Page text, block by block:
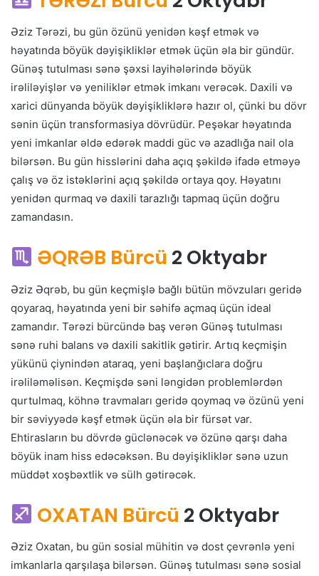
Əziz Tərəzi, bu gün özünü yenidən kəşf etmək və
həyatında böyük dəyişikliklər etmək üçün əla bir gündür.
Günəş tutulması sənə şəxsi layihələrində böyük
irəliləyişlər və yeniliklər etmək imkanı verəcək. Daxili və
xarici dünyanda böyük dəyişikliklərə hazır ol, çünki bu dövr
sənin üçün transformasiya dövrüdür. Peşəkar həyatında
yeni imkanlar əldə edərək maddi güc və azadlığa nail ola
bilərsən. Bu gün hisslərini daha açıq şəkildə ifadə etməyə
çalış və öz istəklərini açıq şəkildə ortaya qoy. Həyatını
yenidən qurmaq və daxili tarazlığı tapmaq üçün doğru
zamandasın.
ƏQRƏB Bürcü 2 Oktyabr
Əziz Əqrəb, bu gün keçmişlə bağlı bütün mövzuları geridə
qoyaraq, həyatında yeni bir səhifə açmaq üçün ideal
zamandır. Tərəzi bürcündə baş verən Günəş tutulması
sənə ruhi balans və daxili sakitlik gətirir. Artıq keçmişin
yükünü çiynindən ataraq, yeni başlanğıclara doğru
irəliləməlisən. Keçmişdə səni ləngidən problemlərdən
qurtulmaq, köhnə travmaları geridə qoymaq və özünü yeni
bir səviyyədə kəşf etmək üçün əla bir fürsət var.
Ehtirasların bu dövrdə güclənəcək və özünə qarşı daha
böyük inam hiss edəcəksən. Bu dəyişikliklər sənə uzun
müddət xoşbəxtlik və sülh gətirəcək.
OXATAN Bürcü 2 Oktyabr
Əziz Oxatan, bu gün sosial mühitin və dost çevrənlə yeni
imkanlarla qarşılaşa bilərsən. Günəş tutulması sənə sosial